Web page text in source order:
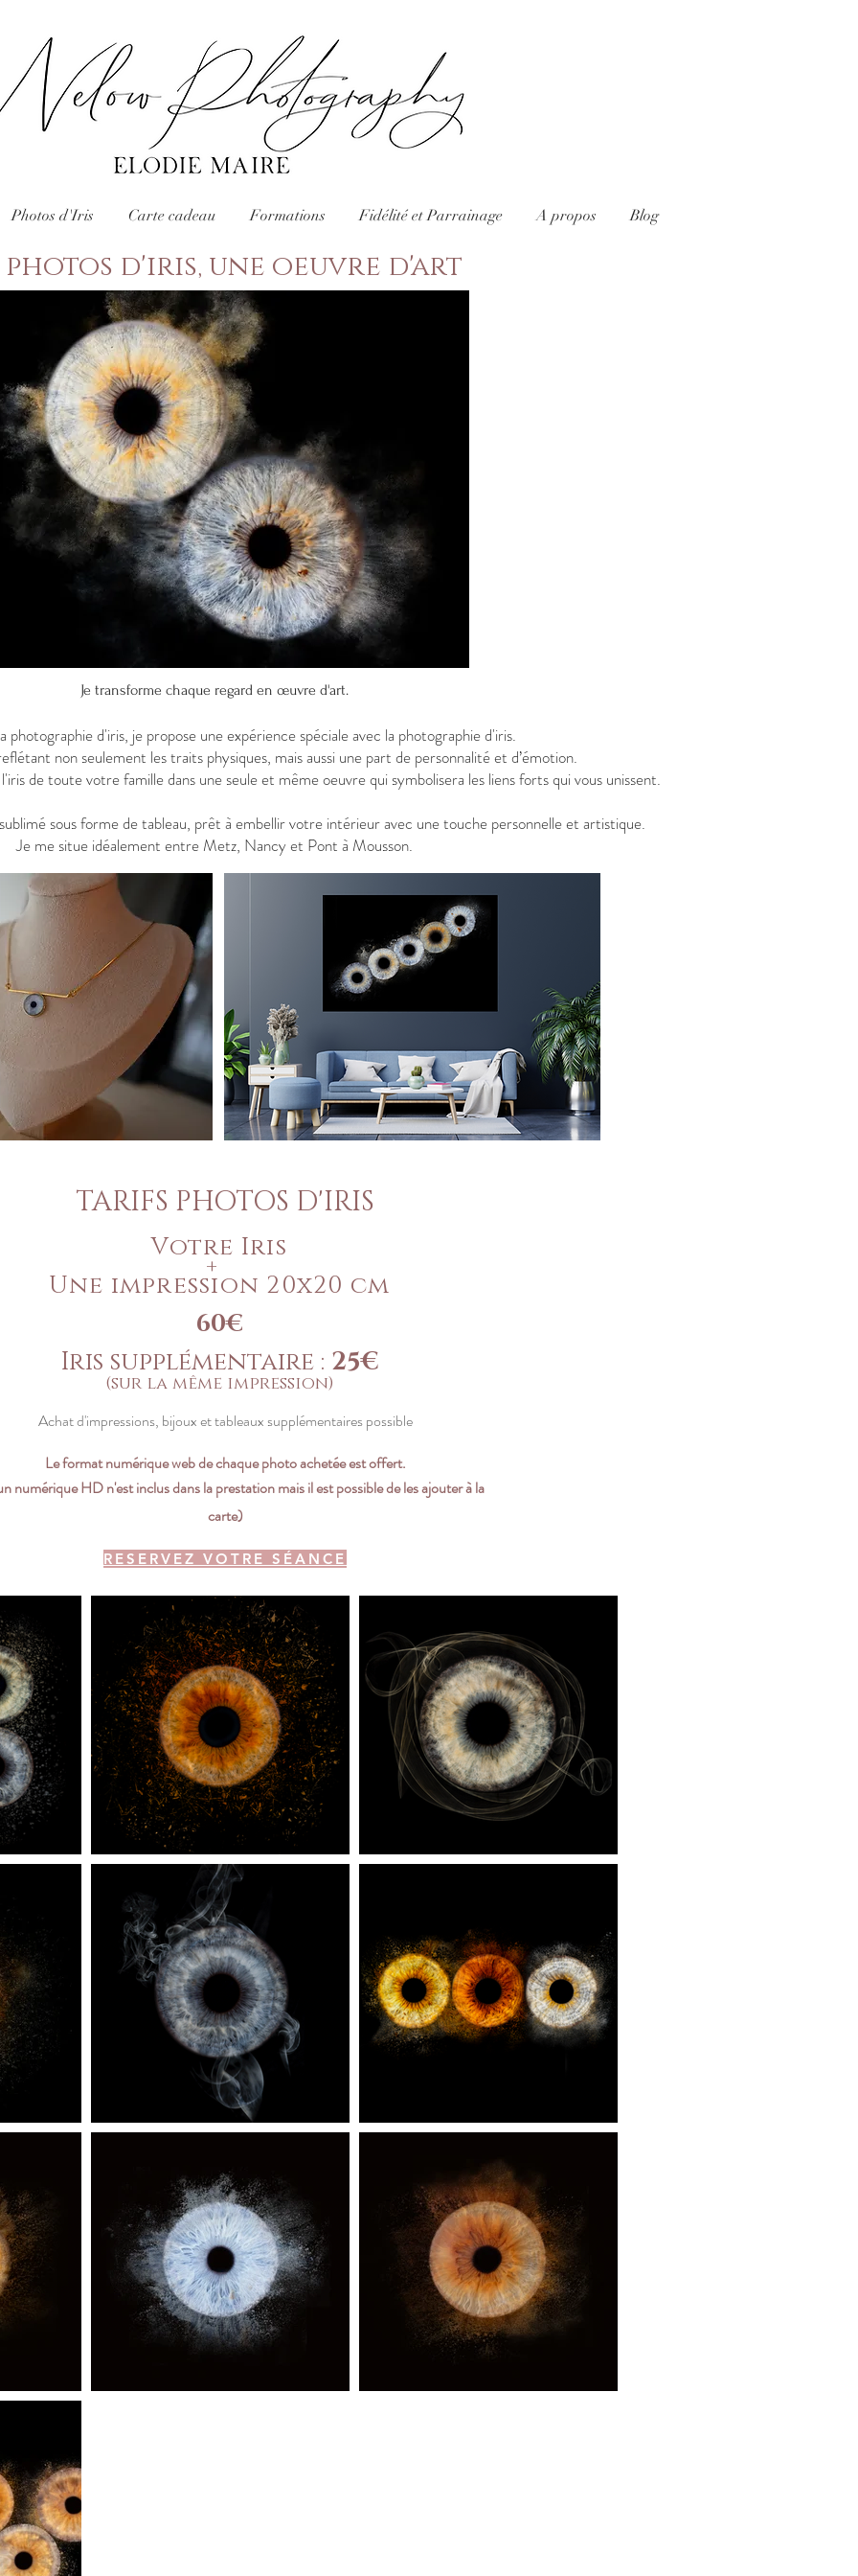
Photos d'Iris Carte cadeau Formations Fidélité et Parrainage A propos Blog
photos d'iris, une oeuvre d'art
Je transforme chaque regard en œuvre d'art.
photographie d'iris, je propose une expérience spéciale avec la photographie d'iris.
non seulement les traits physiques, mais aussi une part de personnalité et d’émotion.
de toute votre famille dans une seule et même oeuvre qui symbolisera les liens forts qui vous unissent.
sous forme de tableau, prêt à embellir votre intérieur avec une touche personnelle et artistique.
Je me situe idéalement entre Metz, Nancy et Pont à Mousson.
TARIFS PHOTOS D'IRIS
Votre Iris
+
Une impression 20x20 cm
60€
Iris supplémentaire : 25€
(sur la même impression)
Achat d'impressions, bijoux et tableaux supplémentaires possible
Le format numérique web de chaque photo achetée est offert.
numérique HD n'estinclus dans la prestation mais il est possible de les ajouter à la
carte)
RESERVEZ VOTRE SÉANCE